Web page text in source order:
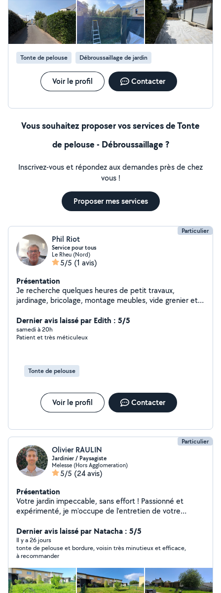
Tonte de pelouse Débroussaillage de jardin
Voir le profil Contacter
Vous souhaitez proposer vos services de Tonte
de pelouse - Débroussaillage ?
Inscrivez-vous et répondez aux demandes près de chez
vous !
Proposer mes services
Particulier
Phil Riot
Service pour tous
Le Rheu (Nord)
5/5 (1 avis)
Présentation
Je recherche quelques heures de petit travaux,
jardinage, bricolage, montage meubles, vide grenier etc
toutes personnes. Très bon bricoleur et disponible
Dernier avis laissé par Edith : 5/5
samedi à 20h
Patient et très méticuleux
Tonte de pelouse
Voir le profil Contacter
Particulier
Olivier RAULIN
Jardinier / Paysagiste
Melesse (Hors Agglomeration)
5/5 (24 avis)
Présentation
Votre jardin impeccable, sans effort ! Passionné et
expérimenté, je m'occupe de l'entretien de votre
de pelouse #Taille de haies (laurier, thuya, photinia...)
#Désherbage & nettoyage de massifs #Évacuation des
déchets verts inclus Les + : ->Matériel pro fourni
(autonomie totale) ->Travail soigné & tarifs adaptés -
>Devis gratuit / Premier essai possible Contactez-moi
par messagerie ou téléphone !
Dernier avis laissé par Natacha : 5/5
Il y a 26 jours
tonte de pelouse et bordure, voisin très minutieux et efficace,
à recommander